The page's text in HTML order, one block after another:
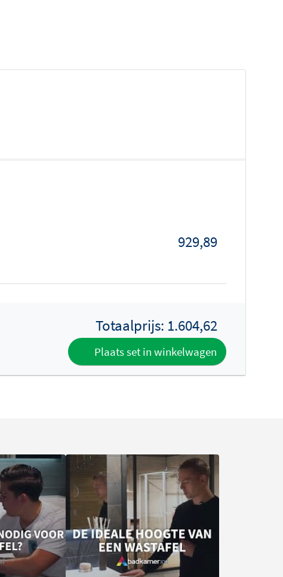
929,89
Totaalprijs: 1.604,62
Plaats set in winkelwagen